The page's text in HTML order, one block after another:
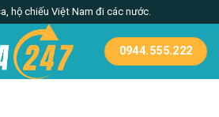
hộ chiếu Việt Nam đi các nước.
0944.555.222